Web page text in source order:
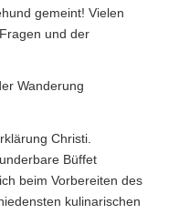
gemeint! Vielen
und der
Wanderung
Christi.
Büffet
beim Vorbereiten des
kulinarischen